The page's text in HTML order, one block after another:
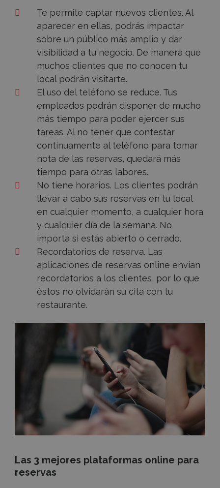
Te permite captar nuevos clientes. Al
aparecer en ellas, podrás impactar
sobre un público más amplio y dar
visibilidad a tu negocio. De manera que
muchos clientes que no conocen tu
local podrán visitarte.
El uso del teléfono se reduce. Tus
empleados podrán disponer de mucho
más tiempo para poder ejercer sus
tareas. Al no tener que contestar
continuamente al teléfono para tomar
nota de las reservas, quedará más
tiempo para otras labores.
No tiene horarios. L os clientes podrán
llevar a cabo sus reservas en tu local
en cualquier momento, a cualquier hora
y cualquier día de la semana. No
importa si estás abierto o cerrado.
Recordatorios de reserva. Las
aplicaciones de reservas online envían
recordatorios a los clientes, por lo que
éstos no olvidarán su cita con tu
restaurante.
Las 3 mejores plataformas online para
reservas